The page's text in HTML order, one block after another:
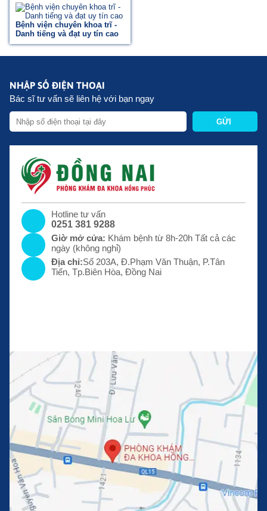
Bệnh viện chuyên khoa trĩ -
Danh tiếng và đạt uy tín cao
NHẬP SỐ ĐIỆN THOẠI
Bác sĩ tư vấn sẽ liên hệ với bạn ngay
GỬI
Hotline tư vấn
0251 381 9288
Giờ mở cửa: Khám bệnh từ 8h-20h Tất cả các
ngày (không nghỉ)
Địa chỉ:Số 203A, Đ.Phạm Văn Thuận, P.Tân
Tiến, Tp.Biên Hòa, Đồng Nai